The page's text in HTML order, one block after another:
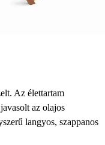
Az élettartam
az olajos
langyos, szappanos